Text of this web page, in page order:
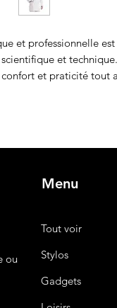
et professionnelle
et
et praticité tout
ou
Menu
Tout voir
Stylos
Gadgets